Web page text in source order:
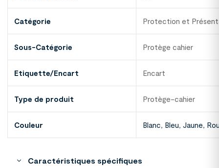
Catégorie Protection et
Sous-Catégorie Protège cahier
Etiquette/Encart Encart
Type de produit Protège-cahier
Couleur Blanc, Bleu,Jaune,
Caractéristiques spécifiques